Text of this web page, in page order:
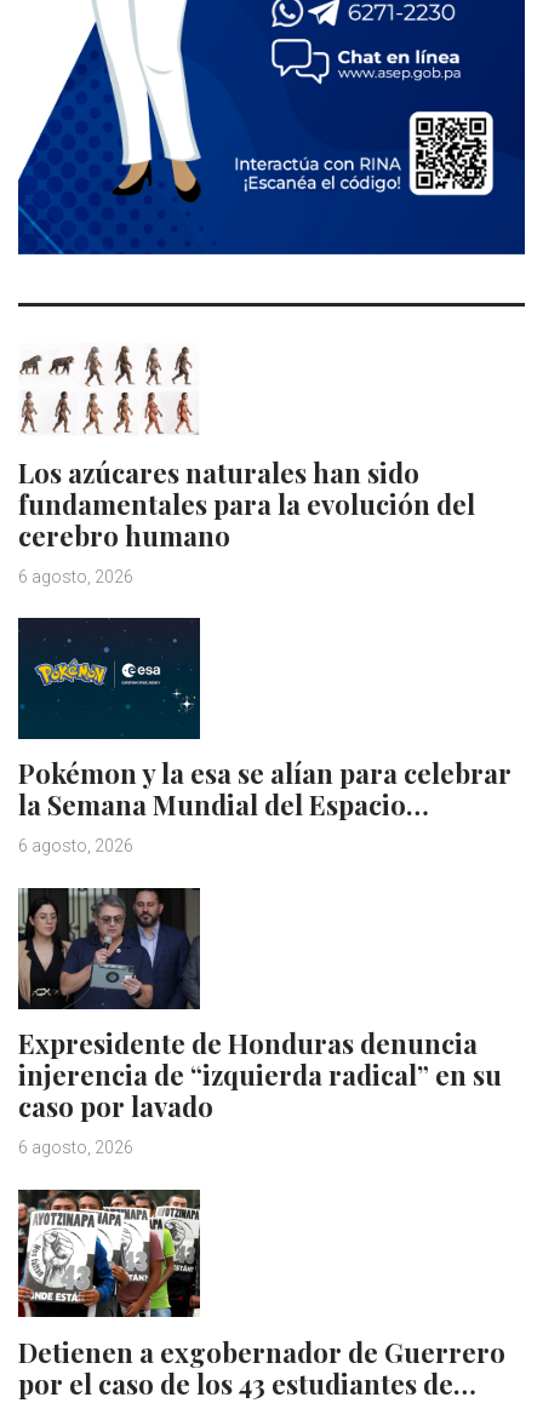
Los azúcares naturales han sido
fundamentales para la evolución del
cerebro humano
6 agosto, 2026
Pokémon y la esa se alían para celebrar
la Semana Mundial del Espacio…
6 agosto, 2026
Expresidente de Honduras denuncia
injerencia de “izquierda radical” en su
caso por lavado
6 agosto, 2026
Detienen a exgobernador de Guerrero
por el caso de los 43 estudiantes de…